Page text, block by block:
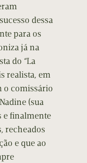
dessa
para os
já na
do “La
realista, em
o comissário
(sua
e finalmente
recheados
e que ao